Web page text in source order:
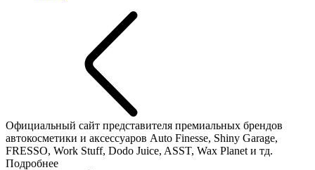
Официальный сайт представителя премиальных брендов
автокосметики и аксессуаров Auto Finesse, Shiny Garage,
FRESSO, Work Stuff, Dodo Juice, ASST, Wax Planet и тд.
Подробнее